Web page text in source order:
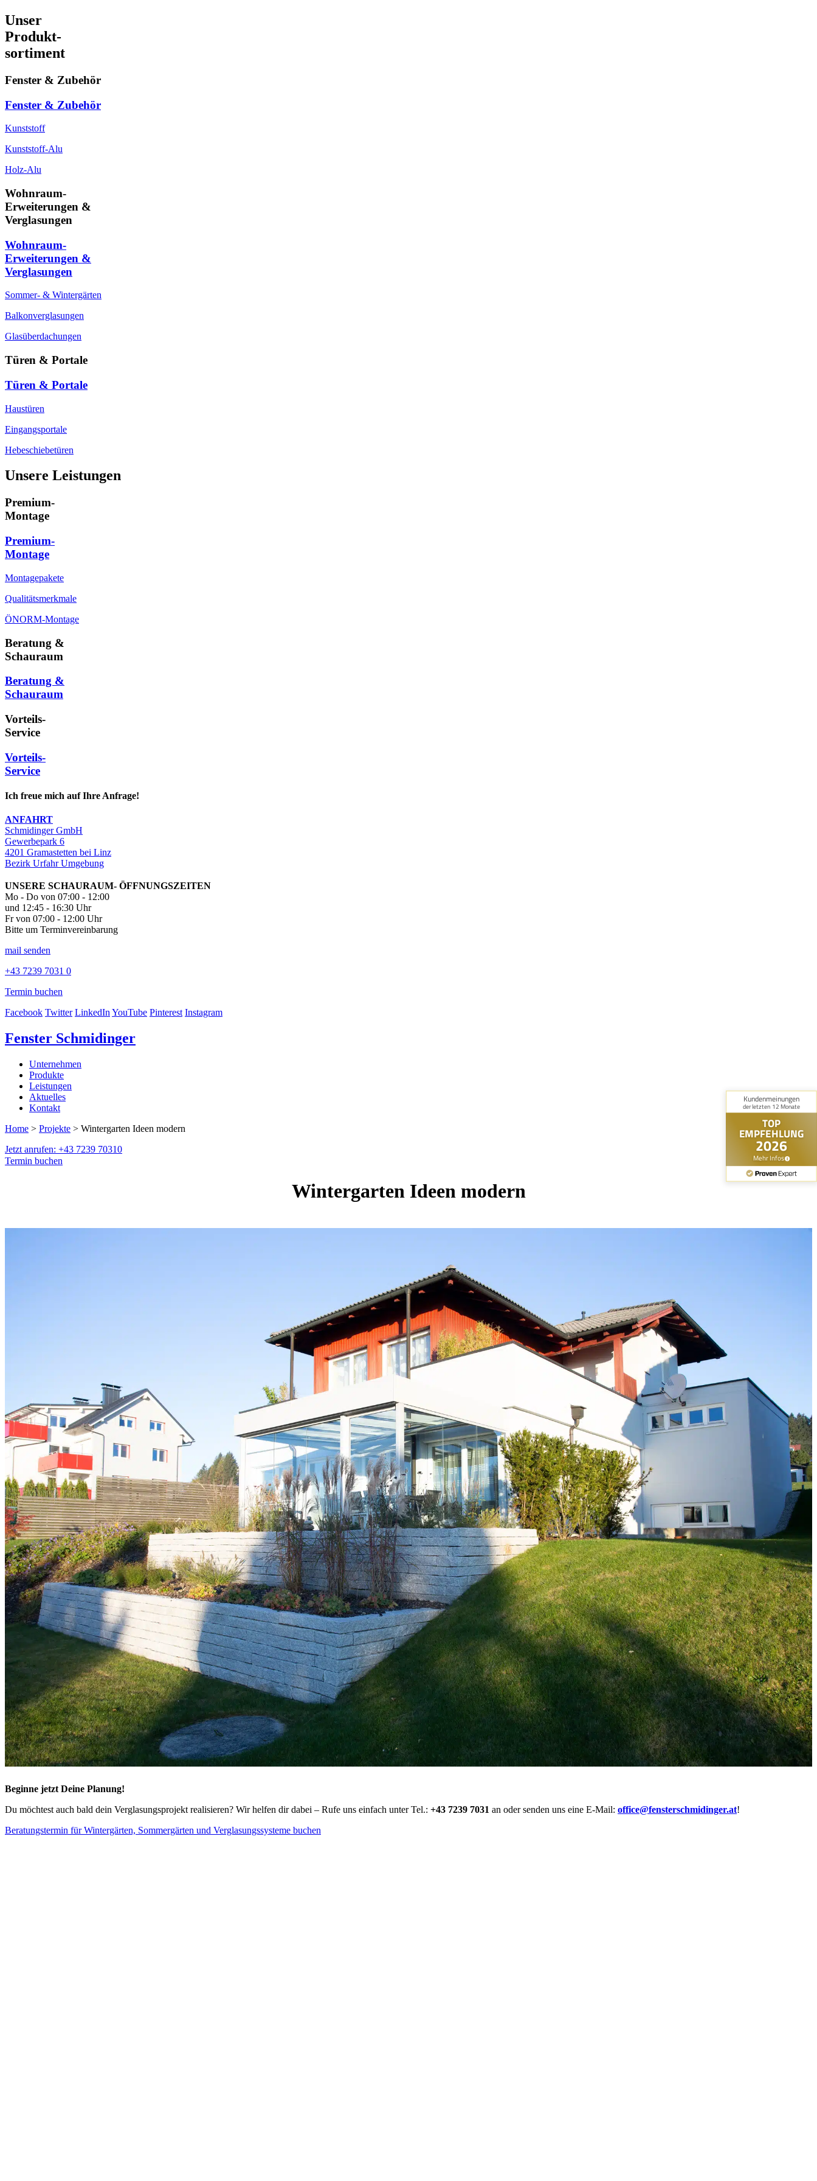
Unser
Produkt-
sortiment
Fenster & Zubehör
Fenster & Zubehör
Kunststoff
Kunststoff-Alu
Holz-Alu
Wohnraum-
Erweiterungen &
Verglasungen
Wohnraum-
Erweiterungen &
Verglasungen
Sommer- & Wintergärten
Balkonverglasungen
Glasüberdachungen
Türen & Portale
Türen & Portale
Haustüren
Eingangsportale
Hebeschiebetüren
Unsere Leistungen
Premium-
Montage
Premium-
Montage
Montagepakete
Qualitätsmerkmale
ÖNORM-Montage
Beratung &
Schauraum
Beratung &
Schauraum
Vorteils-
Service
Vorteils-
Service
Ich freue mich auf Ihre Anfrage!
ANFAHRT
Schmidinger GmbH
Gewerbepark 6
4201 Gramastetten bei Linz
Bezirk Urfahr Umgebung
UNSERE SCHAURAUM- ÖFFNUNGSZEITEN
Mo - Do von 07:00 - 12:00
und 12:45 - 16:30 Uhr
Fr von 07:00 - 12:00 Uhr
Bitte um Terminvereinbarung
mail senden
+43 7239 7031 0
Termin buchen
Facebook Twitter LinkedInYouTube Pinterest Instagram
Fenster Schmidinger
Unternehmen
Produkte
Leistungen
Aktuelles
Kontakt
Home > Projekte > Wintergarten Ideen modern
Jetzt anrufen: +43 7239 70310
Termin buchen
Wintergarten Ideen modern
Beginne jetzt Deine Planung!
Du möchtest auch bald dein Verglasungsprojekt realisieren? Wir helfen dir dabei – Rufe uns einfach unter Tel.: +43 7239 7031 an oder senden uns eine E-Mail: office@fensterschmidinger.at!
Beratungstermin für Wintergärten, Sommergärten und Verglasungssysteme buchen